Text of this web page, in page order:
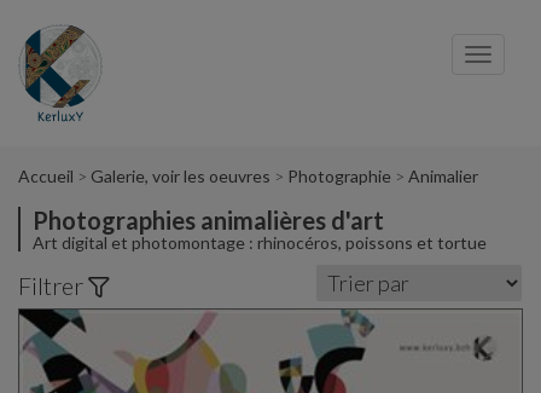
Accueil Galerie, voir les oeuvres Photographie Animalier
Photographies animalières d'art
Art digital et photomontage : rhinocéros, poissons et tortue
Filtrer